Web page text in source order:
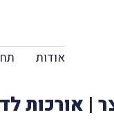
אודות
אורכות